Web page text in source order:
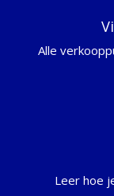
Alle
Leer hoe